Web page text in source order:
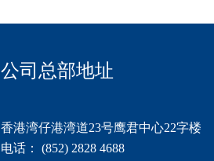
公司总部地址
香港湾仔港湾道23号鹰君中心22字楼
电话： (852) 2828 4688